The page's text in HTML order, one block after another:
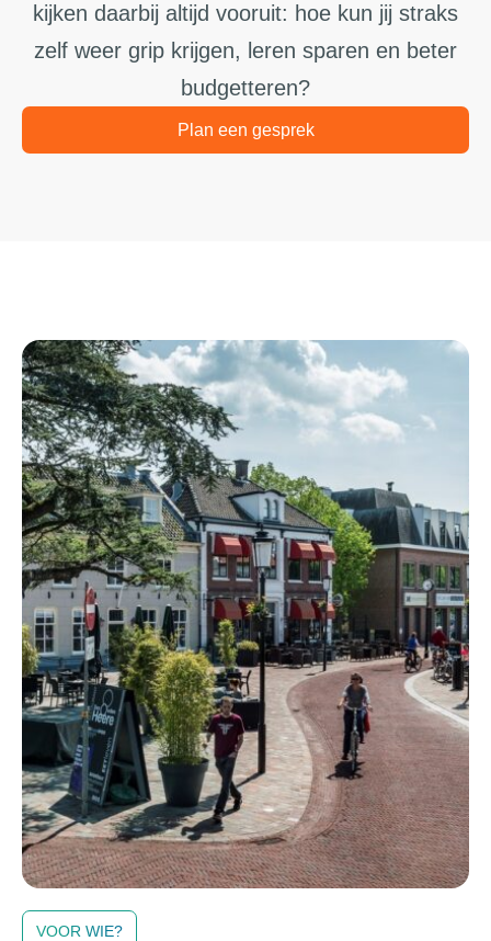
kijken daarbij altijd vooruit: hoe kun jij straks
zelf weer grip krijgen, leren sparen en beter
budgetteren?
Plan een gesprek
VOOR WIE?